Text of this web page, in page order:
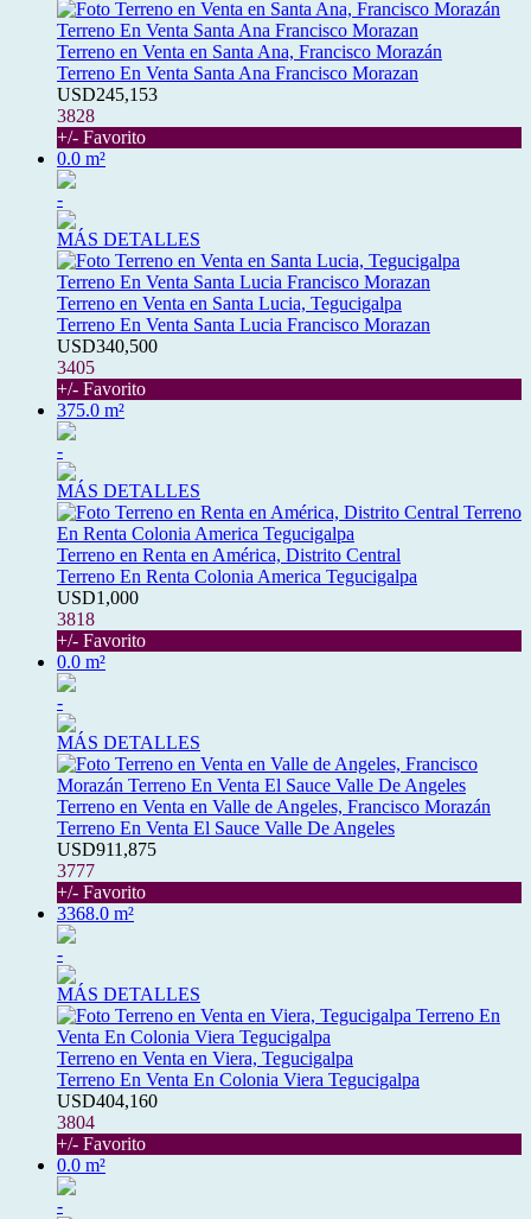
Terreno en Venta en Santa Ana, Francisco Morazán
Terreno En Venta Santa Ana Francisco Morazan
USD245,153
3828
+/- Favorito
0.0 m²
-
MÁS DETALLES
Terreno en Venta en Santa Lucia, Tegucigalpa
Terreno En Venta Santa Lucia Francisco Morazan
USD340,500
3405
+/- Favorito
375.0 m²
-
MÁS DETALLES
Terreno en Renta en América, Distrito Central
Terreno En Renta Colonia America Tegucigalpa
USD1,000
3818
+/- Favorito
0.0 m²
-
MÁS DETALLES
Terreno en Venta en Valle de Angeles, Francisco Morazán
Terreno En Venta El Sauce Valle De Angeles
USD911,875
3777
+/- Favorito
3368.0 m²
-
MÁS DETALLES
Terreno en Venta en Viera, Tegucigalpa
Terreno En Venta En Colonia Viera Tegucigalpa
USD404,160
3804
+/- Favorito
0.0 m²
-